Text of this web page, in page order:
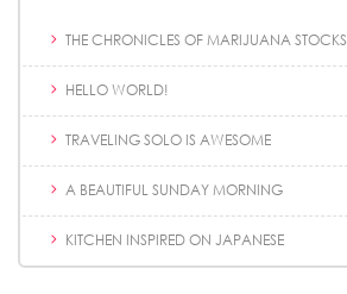
THE CHRONICLES OF MARIJUANA STOCKS
HELLO WORLD!
TRAVELING SOLO IS AWESOME
A BEAUTIFUL SUNDAY MORNING
KITCHEN INSPIRED ON JAPANESE